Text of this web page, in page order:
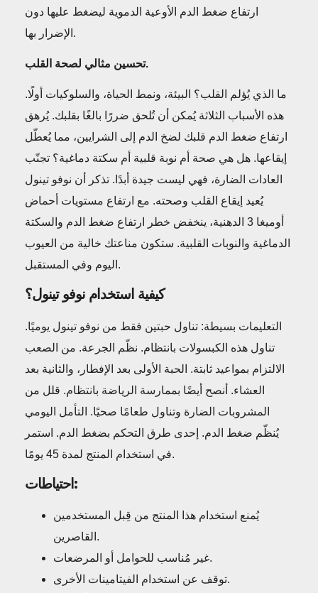
ارتفاع ضغط الدم الأوعية الدموية ليضغط عليها دون
الإضرار بها.
تحسين مثالي لصحة القلب.
ما الذي يُؤلم القلب؟ البيئة، ونمط الحياة، والسلوكيات أولًا.
هذه الأسباب الثلاثة يُمكن أن تُلحق ضررًا بالغًا بقلبك. يُرهق
ارتفاع ضغط الدم قلبك لضخ الدم إلى الشرايين، مما يُعطّل
إيقاعها. هل هي صحة أم نوبة قلبية أم سكتة دماغية؟ تجنّب
العادات الضارة، فهي ليست جيدة أبدًا. تذكر أن نوفو تينول
يُعيد إيقاع القلب وصحته. مع ارتفاع مستويات أحماض
أوميغا 3 الدهنية، ينخفض ​​خطر ارتفاع ضغط الدم والسكتة
الدماغية والنوبات القلبية. ستكون مناعتك خالية من العيوب
اليوم وفي المستقبل.
كيفية استخدام نوفو تينول؟
التعليمات بسيطة: تناول حبتين فقط من نوفو تينول يوميًا.
تناول هذه الكبسولات بانتظام. نظّم الجرعة. من الصعب
الالتزام بمواعيد ثابتة. الحبة الأولى بعد الإفطار، والثانية بعد
العشاء. أنصح أيضًا بممارسة الرياضة بانتظام. قلل من
المشروبات الضارة وتناول طعامًا صحيًا. التأمل اليومي
يُنظّم ضغط الدم. إحدى طرق التحكم بضغط الدم. استمر
في استخدام المنتج لمدة 45 يومًا.
احتياطات:
يُمنع استخدام هذا المنتج من قِبل المستخدمين
القاصرين.
غير مُناسب للحوامل أو المرضعات.
توقف عن استخدام الفيتامينات الأخرى.